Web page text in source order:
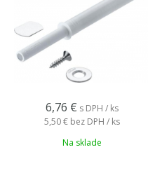
6,76 € s DPH / ks
5,50 € bez DPH / ks
Na sklade